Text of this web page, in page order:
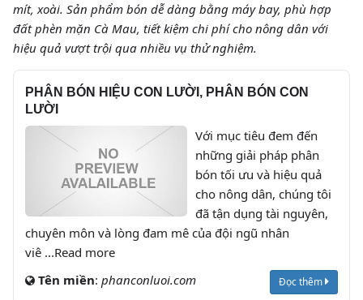
mít, xoài. Sản phẩm bón dễ dàng bằng máy bay, phù hợp
đất phèn mặn Cà Mau, tiết kiệm chi phí cho nông dân với
hiệu quả vượt trội qua nhiều vụ thử nghiệm.
PHÂN BÓN HIỆU CON LƯỜI, PHÂN BÓN CON
LƯỜI
Với mục tiêu đem đến
những giải pháp phân
bón tối ưu và hiệu quả
cho nông dân, chúng tôi
đã tận dụng tài nguyên,
chuyên môn và lòng đam mê của đội ngũ nhân
viê ...Read more
Tên miền: phanconluoi.com Đọc thêm